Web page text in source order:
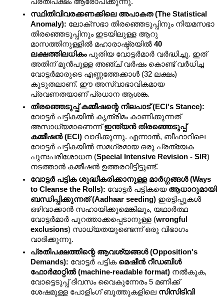
സ്ഥിതിവിവരക്കണക്കിലെ അപാകത (The Statistical
Anomaly): ലോക്‌സഭാ തിരഞ്ഞെടുപ്പിനും നിയമസഭാ
തിരഞ്ഞെടുപ്പിനും ഇടയിലുള്ള ആറു
മാസത്തിനുള്ളിൽ മഹാരാഷ്ട്രയിൽ 40
ലക്ഷത്തിലധികം പുതിയ വോട്ടർമാർ വർദ്ധിച്ചു. ഇത്
അതിന് മുൻപുള്ള അഞ്ച് വർഷം കൊണ്ട് വർധിച്ച
വോട്ടർമാരുടെ എണ്ണത്തേക്കാൾ (32 ലക്ഷം)
കൂടുതലാണ്. ഈ അസ്വാഭാവികമായ
പ്രവണതയാണ് പ്രധാന ആശങ്ക.
തിരഞ്ഞെടുപ്പ് കമ്മീഷന്റെ നിലപാട് (ECI's Stance):
വോട്ടർ പട്ടികയിൽ കൃത്രിമം കാണിക്കുന്നത്
അസാധ്യമാണെന്ന് ഇന്ത്യൻ തിരഞ്ഞെടുപ്പ്
കമ്മീഷൻ (ECI) വാദിക്കുന്നു. എന്നാൽ, ബീഹാറിലെ
വോട്ടർ പട്ടികയിൽ സമഗ്രമായ ഒരു പ്രത്യേക
പുനഃപരിശോധന (Special Intensive Revision - SIR)
നടത്താൻ കമ്മീഷൻ ഉത്തരവിട്ടിട്ടുണ്ട്.
വോട്ടർ പട്ടിക ശുദ്ധീകരിക്കാനുള്ള മാർഗ്ഗങ്ങൾ (Ways
to Cleanse the Rolls): വോട്ടർ പട്ടികയെ ആധാറുമായി
ബന്ധിപ്പിക്കുന്നത് (Aadhaar seeding) ഇരട്ടിപ്പുകൾ
ഒഴിവാക്കാൻ സഹായിക്കുമെങ്കിലും, യഥാർത്ഥ
വോട്ടർമാർ പുറത്താക്കപ്പെടാനുള്ള (wrongful
exclusions) സാധ്യതയുണ്ടെന്ന് ഒരു വിഭാഗം
വാദിക്കുന്നു.
പ്രതിപക്ഷത്തിന്റെ ആവശ്യങ്ങൾ (Opposition's
Demands): വോട്ടർ പട്ടിക മെഷീൻ റീഡബിൾ
ഫോർമാറ്റിൽ (machine-readable format) നൽകുക,
വോട്ടെടുപ്പ് ദിവസം വൈകുന്നേരം 5 മണിക്ക്
ശേഷമുള്ള പോളിംഗ് ബൂത്തുകളിലെ സിസിടിവി